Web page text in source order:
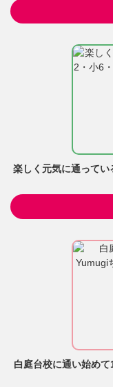
楽しく元気に通って
白庭台校に通い始め